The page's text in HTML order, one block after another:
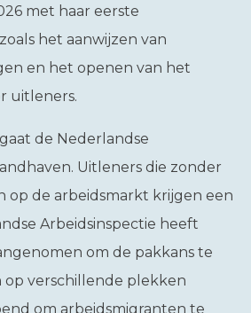
met haar eerste
het aanwijzen van
en het openen van het
uitleners.
de Nederlandse
Uitleners die zonder
op de arbeidsmarkt krijgen een
Arbeidsinspectie heeft
om de pakkans te
op verschillende plekken
om arbeidsmigranten te